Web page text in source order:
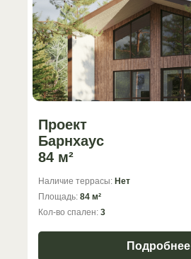
Проект
Барнхаус
84 м²
Наличие террасы: Нет
Площадь: 84 м²
Кол-во спален: 3
Подробнее